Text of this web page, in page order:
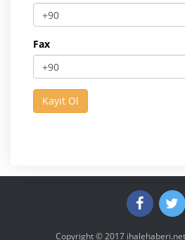
Fax
Copyright © 2017 ihalehaberi.net